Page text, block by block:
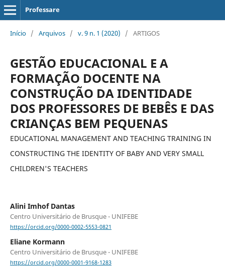
Professare
Início / Arquivos / v. 9 n. 1 (2020) / ARTIGOS
GESTÃO EDUCACIONAL E A
FORMAÇÃO DOCENTE NA
CONSTRUÇÃO DA IDENTIDADE
DOS PROFESSORES DE BEBÊS E DAS
CRIANÇAS BEM PEQUENAS
EDUCATIONAL MANAGEMENT AND TEACHING TRAINING IN
CONSTRUCTING THE IDENTITY OF BABY AND VERY SMALL
CHILDREN'S TEACHERS
Alini Imhof Dantas
Centro Universitário de Brusque - UNIFEBE
https://orcid.org/0000-0002-5553-0821
Eliane Kormann
Centro Universitário de Brusque - UNIFEBE
https://orcid.org/0000-0001-9168-1283